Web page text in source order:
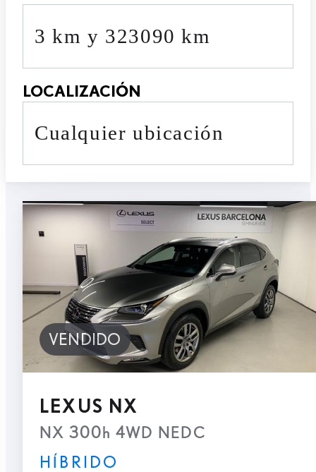
3 km y 323090 km
LOCALIZACIÓN
cualquier ubicación
VENDIDO
LEXUS NX
NX 300h 4WD NEDC
HÍBRIDO